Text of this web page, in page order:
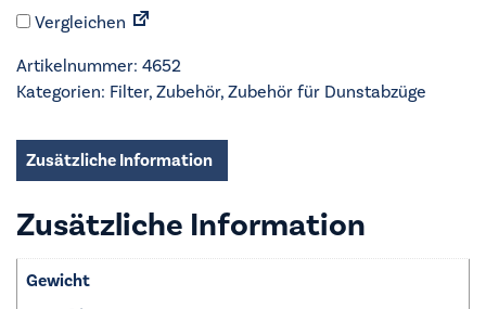
für
-
SATZ
IDK
und
IDE
4055499638
Menge
Vergleichen
Artikelnummer: 4652
Kategorien: Filter, Zubehör, Zubehör für Dunstabzüge
Zusätzliche Information
Zusätzliche Information
Gewicht